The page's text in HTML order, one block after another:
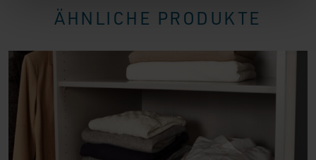
ÄHNLICHE PRODUKTE